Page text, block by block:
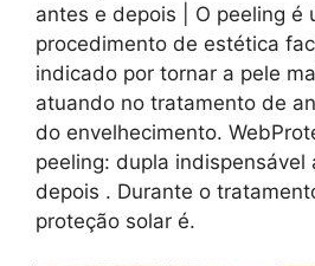
antes e depois | O peeling é
procedimento de estética
indicado por tornar a pele
atuando no tratamento de
do envelhecimento.
peeling: dupla indispensável
depois . Durante o
proteção solar é.